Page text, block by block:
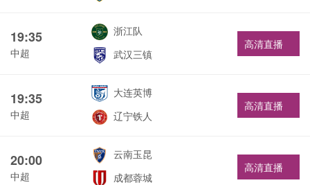
19:35
中超
浙江队
武汉三镇
高清直播
19:35
中超
大连英博
辽宁铁人
高清直播
20:00
中超
云南玉昆
成都蓉城
高清直播